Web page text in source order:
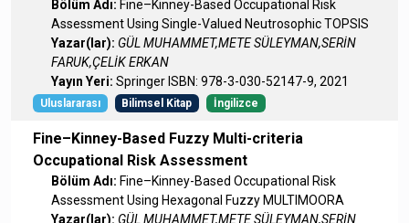
Bölüm Adı: Fine–Kinney-Based Occupational Risk
Assessment Using Single-Valued Neutrosophic TOPSIS
Yazar(lar): GÜL MUHAMMET,METE SÜLEYMAN,SERİN
FARUK,ÇELİK ERKAN
Yayın Yeri: Springer ISBN: 978-3-030-52147-9, 2021
Uluslararası Bilimsel Kitap İngilizce
Fine–Kinney-Based Fuzzy Multi-criteria
Occupational Risk Assessment
Bölüm Adı: Fine–Kinney-Based Occupational Risk
Assessment Using Hexagonal Fuzzy MULTIMOORA
Yazar(lar): GÜL MUHAMMET,METE SÜLEYMAN,SERİN